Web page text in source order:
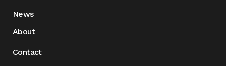
News
About
Contact